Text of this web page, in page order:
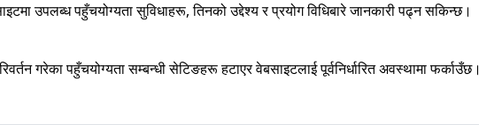
उपलब्ध पहुँचयोग्यता सुविधाहरू, तिनको उद्देश्य र प्रयोग विधिबारे जानकारी पढ्न सकिन्छ।
गरेका पहुँचयोग्यता सम्बन्धी सेटिङहरू हटाएर वेबसाइटलाई पूर्वनिर्धारित अवस्थामा फर्काउँछ।